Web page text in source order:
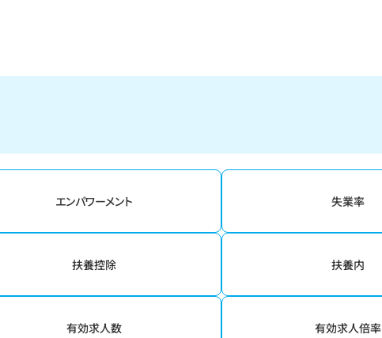
エンパワーメント 失業率
扶養控除 扶養内
有効求人数 有効求人倍率